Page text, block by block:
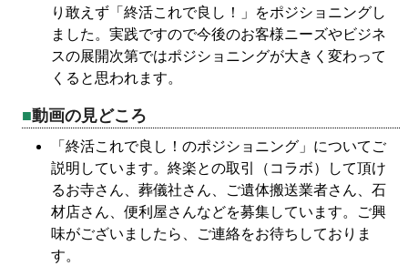
り敢えず「終活これで良し！」をポジショニングし
ました。実践ですので今後のお客様ニーズやビジネ
スの展開次第ではポジショニングが大きく変わって
くると思われます。
動画の見どころ
「終活これで良し！のポジショニング」についてご
説明しています。終楽との取引（コラボ）して頂け
るお寺さん、葬儀社さん、ご遺体搬送業者さん、石
材店さん、便利屋さんなどを募集しています。ご興
味がございましたら、ご連絡をお待ちしておりま
す。